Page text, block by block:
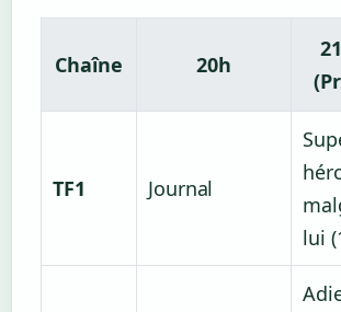
Chaîne 20h
TF1 Journal
lui